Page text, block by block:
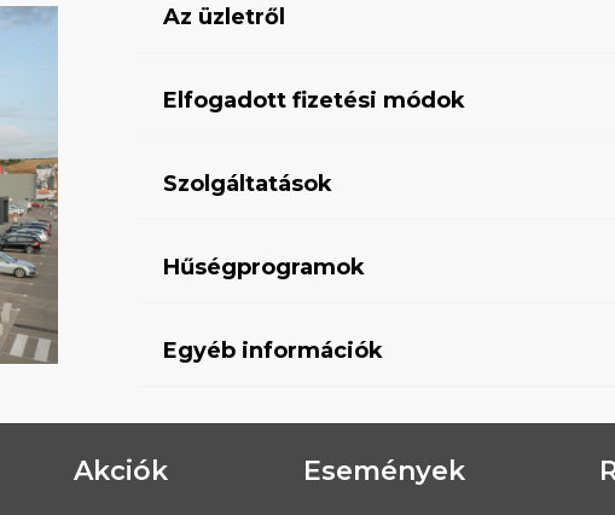
Az üzletről
Elfogadott fizetési módok
Szolgáltatások
Hűségprogramok
Egyéb információk
Akciók Események